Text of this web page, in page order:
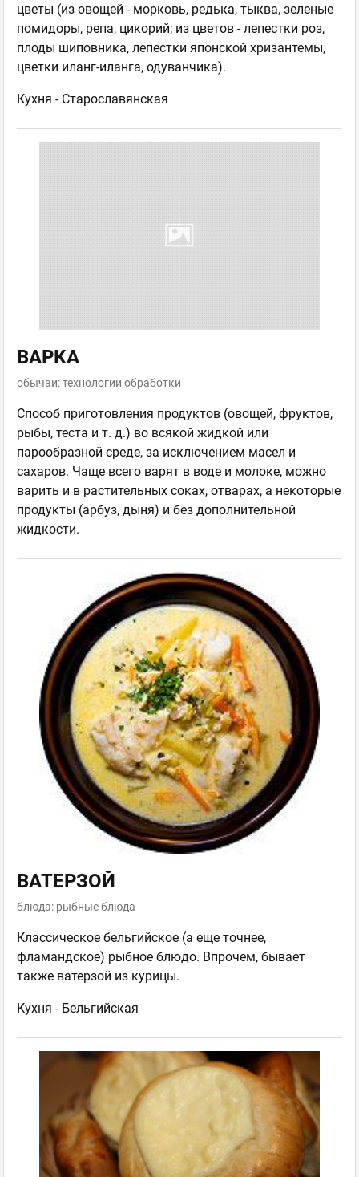
цветы (из овощей - морковь, редька, тыква, зеленые
помидоры, репа, цикорий; из цветов - лепестки роз,
плоды шиповника, лепестки японской хризантемы,
цветки иланг-иланга, одуванчика).
Кухня - Старославянская
ВАРКА
обычаи: технологии обработки
Способ приготовления продуктов (овощей, фруктов,
рыбы, теста и т. д.) во всякой жидкой или
парообразной среде, за исключением масел и
сахаров. Чаще всего варят в воде и молоке, можно
варить и в растительных соках, отварах, а некоторые
продукты (арбуз, дыня) и без дополнительной
жидкости.
ВАТЕРЗОЙ
блюда: рыбные блюда
Классическое бельгийское (а еще точнее,
фламандское) рыбное блюдо. Впрочем, бывает
также ватерзой из курицы.
Кухня - Бельгийская